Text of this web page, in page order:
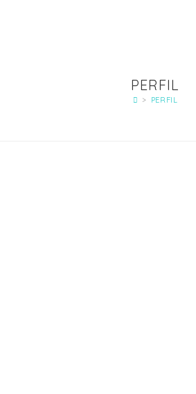
PERFIL
> PERFIL